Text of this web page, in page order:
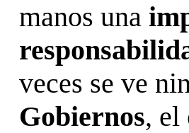
manos una
veces se ve
Gobiernos, el